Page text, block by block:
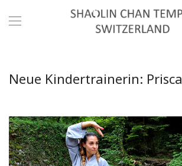
Neue Kindertrainerin: Prisca